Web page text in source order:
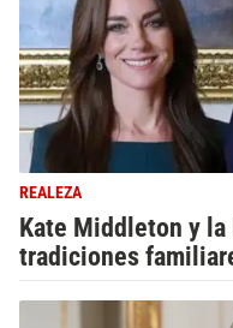
REALEZA
Kate Middleton y
tradiciones